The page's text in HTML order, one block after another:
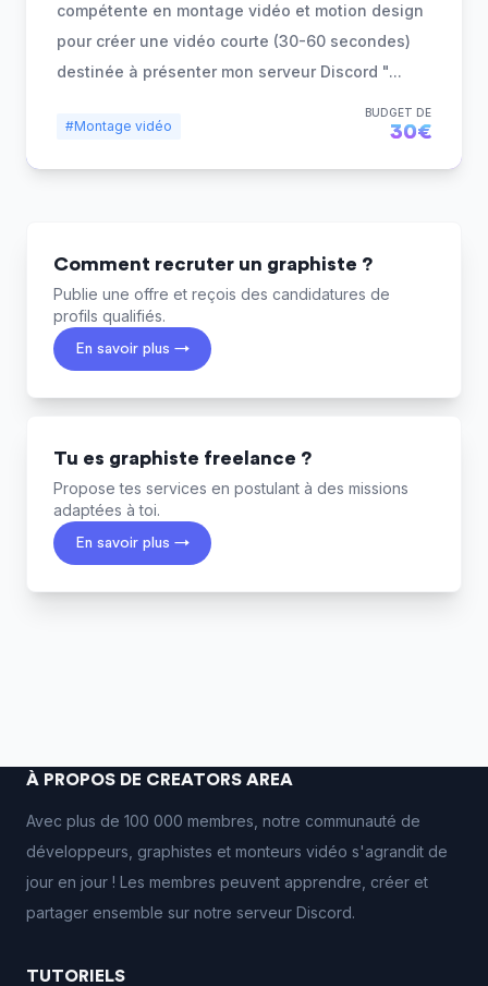
compétente en montage vidéo et motion design
pour créer une vidéo courte (30-60 secondes)
destinée à présenter mon serveur Discord "...
#Montage vidéo
BUDGET DE
30€
Comment recruter un graphiste ?
Publie une offre et reçois des candidatures de
profils qualifiés.
En savoir plus →
Tu es graphiste freelance ?
Propose tes services en postulant à des missions
adaptées à toi.
En savoir plus →
À PROPOS DE CREATORS AREA
Avec plus de 100 000 membres, notre communauté de
développeurs, graphistes et monteurs vidéo s'agrandit de
jour en jour ! Les membres peuvent apprendre, créer et
partager ensemble sur notre serveur Discord.
TUTORIELS